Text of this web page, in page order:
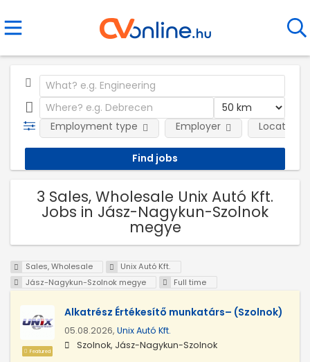
Employment type Employer Location
3 Sales, Wholesale Unix Autó Kft.
Jobs in Jász-Nagykun-Szolnok
megye
Sales, Wholesale
Unix Autó Kft.
Jász-Nagykun-Szolnok megye
Full time
Featured
Alkatrész Értékesítő munkatárs– (Szolnok)
05.08.2026, Unix Autó Kft.
Szolnok, Jász-Nagykun-Szolnok